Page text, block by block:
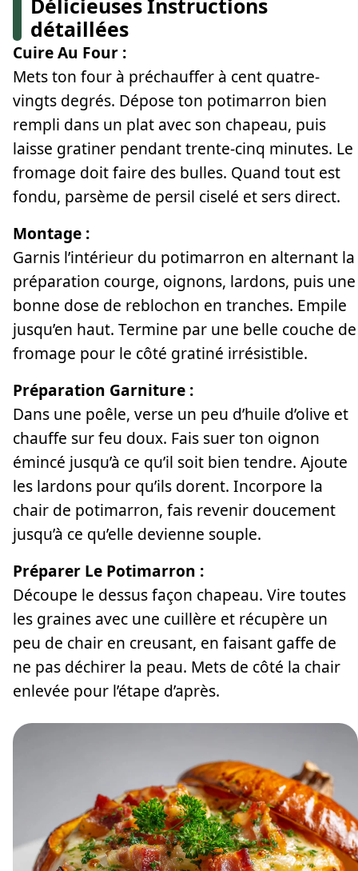
détaillées
Cuire Au Four :
Mets ton four à préchauffer à cent quatre-
vingts degrés. Dépose ton potimarron bien
rempli dans un plat avec son chapeau, puis
laisse gratiner pendant trente-cinq minutes. Le
fromage doit faire des bulles. Quand tout est
fondu, parsème de persil ciselé et sers direct.
Montage :
Garnis l’intérieur du potimarron en alternant la
préparation courge, oignons, lardons, puis une
bonne dose de reblochon en tranches. Empile
jusqu’en haut. Termine par une belle couche de
fromage pour le côté gratiné irrésistible.
Préparation Garniture :
Dans une poêle, verse un peu d’huile d’olive et
chauffe sur feu doux. Fais suer ton oignon
émincé jusqu’à ce qu’il soit bien tendre. Ajoute
les lardons pour qu’ils dorent. Incorpore la
chair de potimarron, fais revenir doucement
jusqu’à ce qu’elle devienne souple.
Préparer Le Potimarron :
Découpe le dessus façon chapeau. Vire toutes
les graines avec une cuillère et récupère un
peu de chair en creusant, en faisant gaffe de
ne pas déchirer la peau. Mets de côté la chair
enlevée pour l’étape d’après.